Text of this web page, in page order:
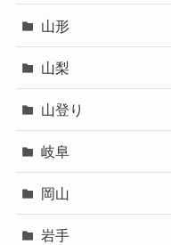
山形
山梨
山登り
岐阜
岡山
岩手